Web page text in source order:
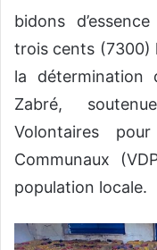
bidons
trois cents (7300)
la détermination
Zabré,
Volontaires
Communaux
population locale.